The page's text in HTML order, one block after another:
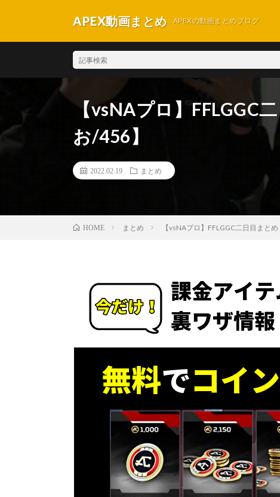
APEX動画まとめ APEXの動画まとめブログ
【vsNAプロ】FFLGGC
お/456】
2022.02.19 まとめ
HOME まとめ 【vsNAプロ】FFLGGC二日目まと